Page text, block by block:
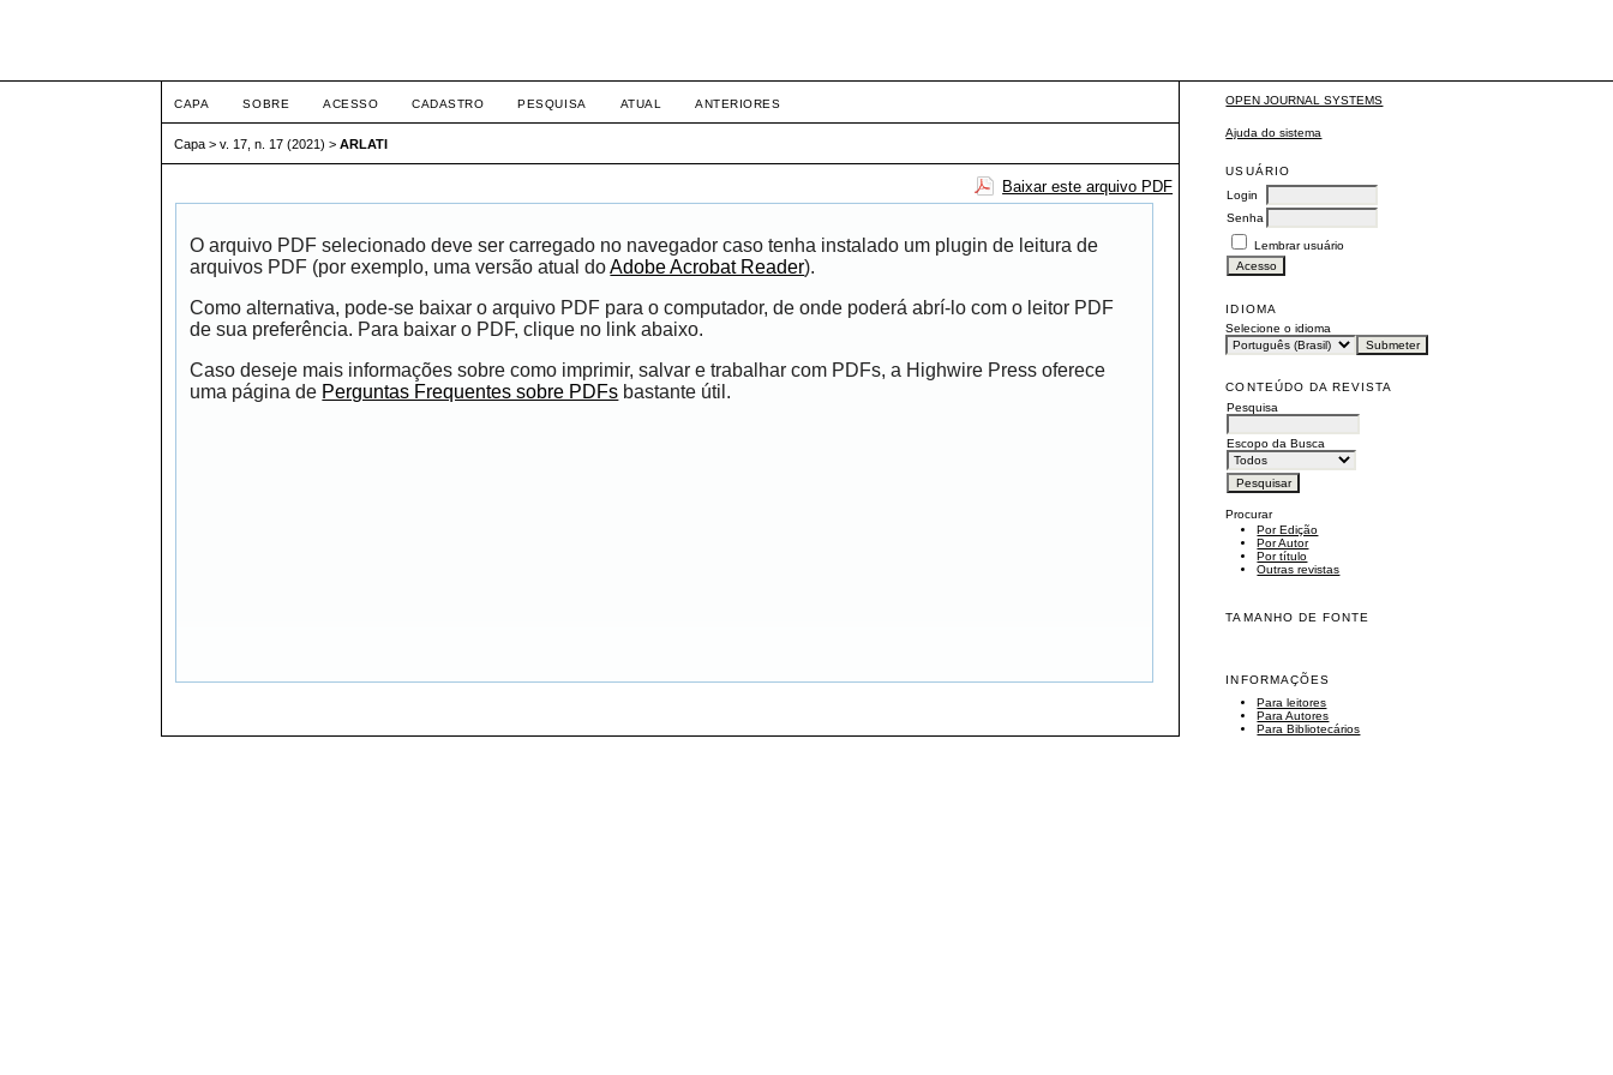
OPEN JOURNAL SYSTEMS
Ajuda do sistema
USUÁRIO
Login
Senha
Lembrar usuário
IDIOMA
Selecione o idioma
CONTEÚDO DA REVISTA
Pesquisa
Escopo da Busca
Procurar
Por Edição
Por Autor
Por título
Outras revistas
TAMANHO DE FONTE
INFORMAÇÕES
Para leitores
Para Autores
Para Bibliotecários
CAPA SOBRE ACESSO CADASTRO PESQUISA ATUAL ANTERIORES
Capa >v. 17, n. 17 (2021) >ARLATI
Baixar este arquivo PDF
O arquivo PDF selecionado deve ser carregado no navegador caso tenha instalado um plugin de leitura de
arquivos PDF (por exemplo, uma versão atual doAdobe Acrobat Reader).
Como alternativa, pode-se baixar o arquivo PDF para o computador, de onde poderá abrí-lo com o leitor PDF
de sua preferência. Para baixar o PDF, clique no link abaixo.
Caso deseje mais informações sobre como imprimir, salvar e trabalhar com PDFs, a Highwire Press oferece
uma página de Perguntas Frequentes sobre PDFs bastante útil.